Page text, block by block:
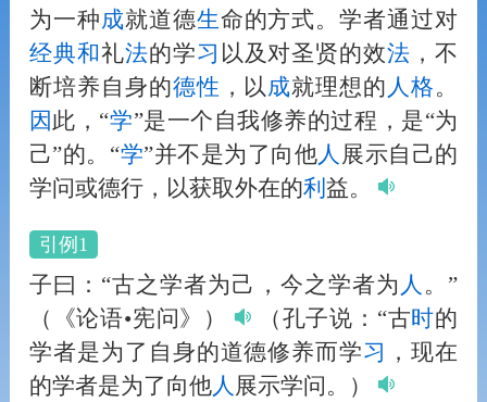
为一种成就道德生命的方式。学者通过对
经典和礼法的学习 以及对圣贤的效法 ，不
断培养自身的德性 ，以 成就理想的 人格。
因 此，“学”是一个自我修养的过程，是“为
己”的。“学”并不是为了向他人 展示自己的
学问或德行，以获取外在的利 益。
引例1
子曰：“古之学者为己，今之学者为 人 。”
（《论语•宪问》）
（孔子说：“古时的
学者是为了自身的道德修养而学习
，现在
的学者是为了向他人 展示学问。）